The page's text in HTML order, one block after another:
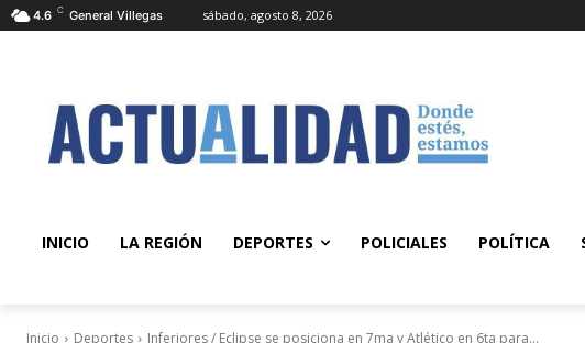
4.6 C General Villegas sábado, agosto 8, 2026
INICIO LA REGIÓN DEPORTES POLICIALES POLÍTICA
Inicio Deportes Inferiores / Eclipse se posiciona en 7ma y Atlético en 6ta para...